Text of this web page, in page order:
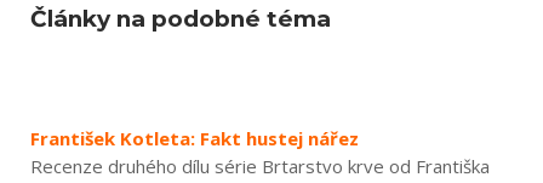
Články na podobné téma
František Kotleta: Fakt hustej nářez
Recenze druhého dílu série Brtarstvo krve od Františka